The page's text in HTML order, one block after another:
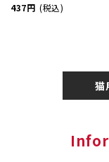
437円 (税込)
猫